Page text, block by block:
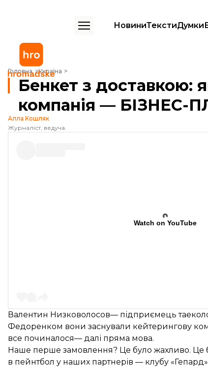
НовиниТекстиДумки
Головна Україна
Бенкет з доставкою: як працює кейтерингова компанія —
Бенкет з доставкою:
компанія — БІЗНЕС-
Алла Кошляк
Журналіст, ведуча.
Watch on YouTube
Валентин Низковолосов— підприємець
Федоренком вони заснували кейтерингову
все починалося— далі пряма мова.
Наше перше замовлення? Це було жахливо. Це
в пейнтбол у наших партнерів — клубу